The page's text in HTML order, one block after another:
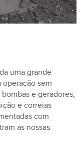
uma grande
operação sem
e geradores,
e correias
com
as nossas